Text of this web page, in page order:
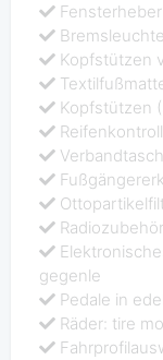
Kopfstützen
Kopfstützen
gegenle
Pedale in
Räder: tire